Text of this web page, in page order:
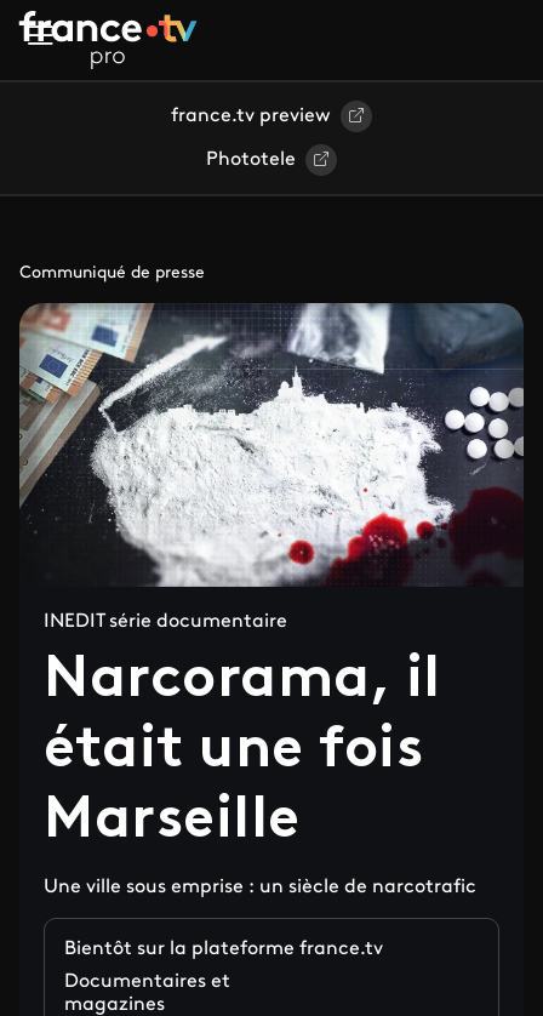
Aller au contenu principal
france.tv preview
Phototele
Communiqué de presse
INEDIT série documentaire
Narcorama, il
était une fois
Marseille
Une ville sous emprise : un siècle de narcotrafic
Bientôt sur la plateforme france.tv
Documentaires et
magazines